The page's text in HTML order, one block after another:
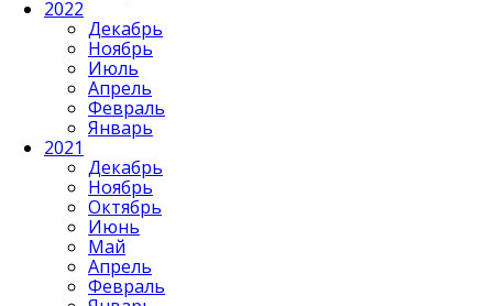
2022
Декабрь
Ноябрь
Июль
Апрель
Февраль
Январь
2021
Декабрь
Ноябрь
Октябрь
Июнь
Май
Апрель
Февраль